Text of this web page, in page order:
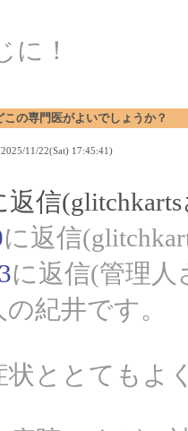
に！
この専門医がよいでしょうか？
11/22(Sat) 17:45:41)
返信
に返信
に返信(管理人
紀井です。
状ととても